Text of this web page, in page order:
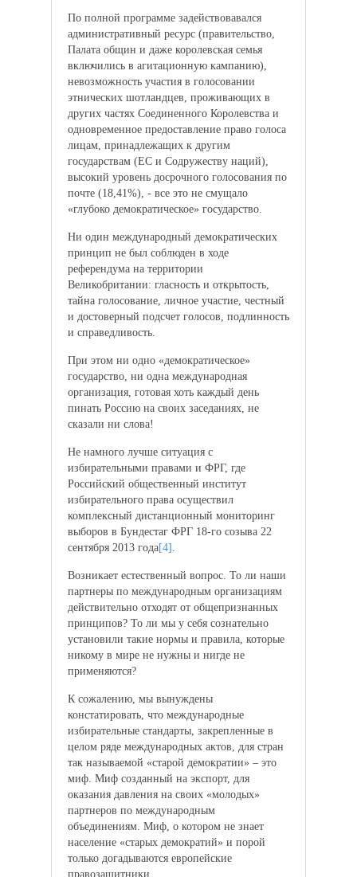
По полной программе задействовавался
административный ресурс (правительство,
Палата общин и даже королевская семья
включились в агитационную кампанию),
невозможность участия в голосовании
этнических шотландцев, проживающих в
других частях Соединенного Королевства и
одновременное предоставление право голоса
лицам, принадлежащих к другим
государствам (ЕС и Содружеству наций),
высокий уровень досрочного голосования по
почте (18,41%), - все это не смущало
«глубоко демократическое» государство.
Ни один международный демократических
принцип не был соблюден в ходе
референдума на территории
Великобритании: гласность и открытость,
тайна голосование, личное участие, честный
и достоверный подсчет голосов, подлинность
и справедливость.
При этом ни одно «демократическое»
государство, ни одна международная
организация, готовая хоть каждый день
пинать Россию на своих заседаниях, не
сказали ни слова!
Не намного лучше ситуация с
избирательными правами и ФРГ, где
Российский общественный институт
избирательного права осуществил
комплексный дистанционный мониторинг
выборов в Бундестаг ФРГ 18-го созыва 22
сентября 2013 года[4] .
Возникает естественный вопрос. То ли наши
партнеры по международным организациям
действительно отходят от общепризнанных
принципов? То ли мы у себя сознательно
установили такие нормы и правила, которые
никому в мире не нужны и нигде не
применяются?
К сожалению, мы вынуждены
констатировать, что международные
избирательные стандарты, закрепленные в
целом ряде международных актов, для стран
так называемой «старой демократии» – это
миф. Миф созданный на экспорт, для
оказания давления на своих «молодых»
партнеров по международным
объединениям. Миф, о котором не знает
население «старых демократий» и порой
только догадываются европейские
правозащитники.